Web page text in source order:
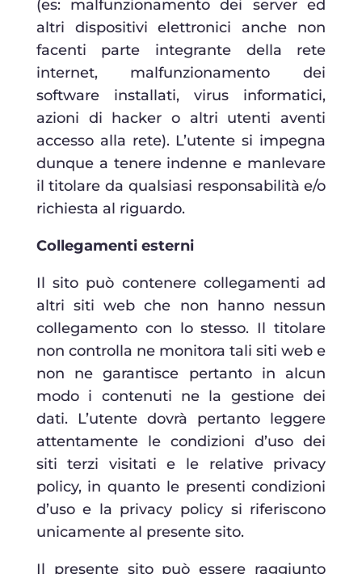
(es: malfunzionamento dei server ed
altri dispositivi elettronici anche non
facenti parte integrante della rete
internet, malfunzionamento dei
software installati, virus informatici,
azioni di hacker o altri utenti aventi
accesso alla rete). L’utente si impegna
dunque a tenere indenne e manlevare
il titolare da qualsiasi responsabilità e/o
richiesta al riguardo.
Collegamenti esterni
Il sito può contenere collegamenti ad
altri siti web che non hanno nessun
collegamento con lo stesso. Il titolare
non controlla ne monitora tali siti web e
non ne garantisce pertanto in alcun
modo i contenuti ne la gestione dei
dati. L’utente dovrà pertanto leggere
attentamente le condizioni d’uso dei
siti terzi visitati e le relative privacy
policy, in quanto le presenti condizioni
d’uso e la privacy policy si riferiscono
unicamente al presente sito.
Il presente sito può essere raggiunto